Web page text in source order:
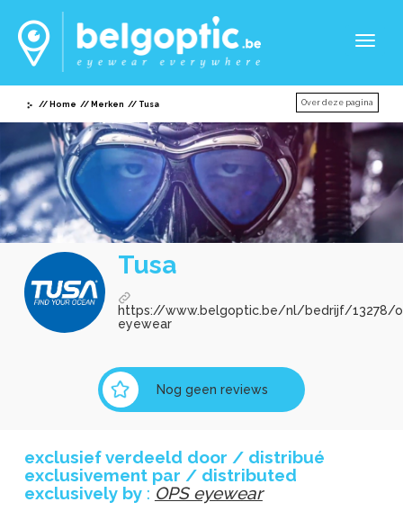
Home Merken Tusa Over deze pagina
Tusa
https://www.belgoptic.be/nl/bedrijf/13278/
eyewear
Nog geen reviews
exclusief verdeeld door / distribué
exclusivement par / distributed
exclusively by : OPS eyewear